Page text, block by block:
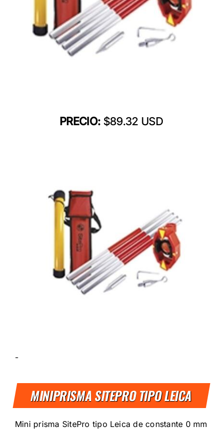
PRECIO: $89.32 USD
-
MINIPRISMA SITEPRO TIPO LEICA
Mini prisma SitePro tipo Leica de constante 0 mm